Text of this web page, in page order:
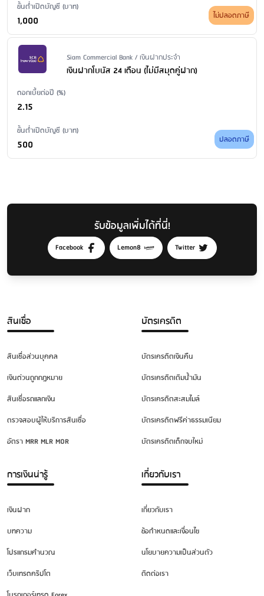
ขั้นต่ำเปิดบัญชี (บาท)
1,000 ไม่ปลอดภาษี
Issuer Name / Financial Product Type
Siam Commercial Bank / เงินฝากประจำ
เงินฝากโบนัส 24 เดือน (ไม่มีสมุดคู่ฝาก)
ดอกเบี้ยต่อปี (%)
2.15
ขั้นต่ำเปิดบัญชี (บาท)
500 ปลอดภาษี
รับข้อมูลเพิ่มได้ที่นี่!
Facebook Lemon8 Twitter
สินเชื่อ
สินเชื่อส่วนบุคคล
เงินด่วนถูกกฎหมาย
สินเชื่อรถแลกเงิน
ตรวจสอบผู้ให้บริการสินเชื่อ
อัตรา MRR MLR MOR
บัตรเครดิต
บัตรเครดิตเงินคืน
บัตรเครดิตเติมน้ำมัน
บัตรเครดิตสะสมไมล์
บัตรเครดิตฟรีค่าธรรมเนียม
บัตรเครดิตเด็กจบใหม่
การเงินน่ารู้
เงินฝาก
บทความ
โปรแกรมคำนวณ
เว็บเทรดคริปโต
เกี่ยวกับเรา
เกี่ยวกับเรา
ข้อกำหนดและเงื่อนไข
นโยบายความเป็นส่วนตัว
ติดต่อเรา